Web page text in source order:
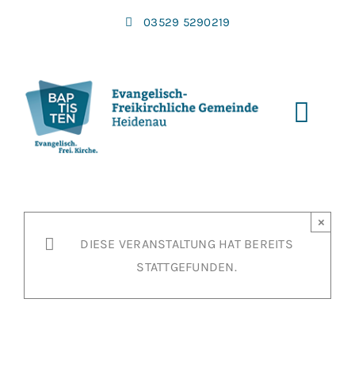
03529 5290219
DIESE VERANSTALTUNG HAT BEREITS
STATTGEFUNDEN.
×